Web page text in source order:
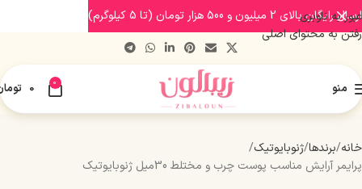
عبور به ناوبری
رفتن به محتوای اصلی
منو 0
0
خانه برندها ژنوبایوتیک
پرایمر آرایش مناسب پوست چرب و مختلط 30میل ژنوبایوتیک
ارسال رایگان بالای 2 میلیون و 500 هزار تومان (تا 5 کیلوگرم)